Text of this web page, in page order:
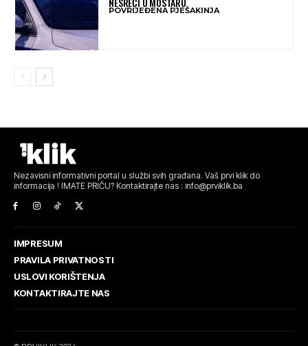
POVRIJEĐENA PJEŠAKINJA
Nezavisni informativni portal u službi svih građana. Vaš prvi klik do
informacija ! IMATE PRIČU? Kontaktirajte nas : info@prviklik.ba
IMPRESUM
PRAVILA PRIVATNOSTI
USLOVI KORIŠTENJA
KONTAKTIRAJTE NAS